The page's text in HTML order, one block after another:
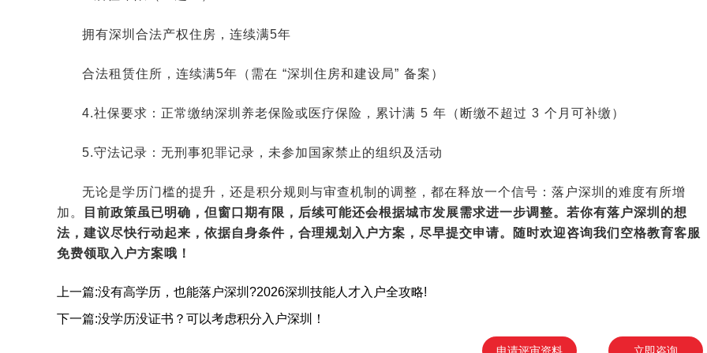
拥有深圳合法产权住房，连续满5年
合法租赁住所，连续满5年（需在 “深圳住房和建设局” 备案）
4.社保要求：正常缴纳深圳养老保险或医疗保险，累计满 5 年（断缴不超过 3 个月可补缴）
5.守法记录：无刑事犯罪记录，未参加国家禁止的组织及活动
无论是学历门槛的提升，还是积分规则与审查机制的调整，都在释放一个信号：落户深圳的难度有所增
加。
目前政策虽已明确，但窗口期有限，后续可能还会根据城市发展需求进一步调整。若你有落户深圳的想
法，建议尽快行动起来，依据自身条件，合理规划入户方案，尽早提交申请。随时欢迎咨询我们空格教育客服
免费领取入户方案哦！
上一篇:没有高学历，也能落户深圳?2026深圳技能人才入户全攻略!
下一篇:没学历没证书？可以考虑积分入户深圳！
申请评审资料 立即咨询